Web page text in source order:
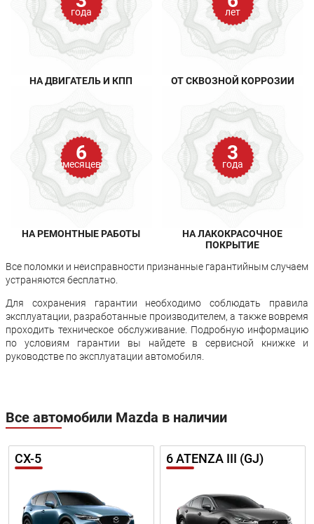
года
НА ДВИГАТЕЛЬ И КПП
лет
ОТ СКВОЗНОЙ КОРРОЗИИ
6
месяцев
НА РЕМОНТНЫЕ РАБОТЫ
3
года
НА ЛАКОКРАСОЧНОЕ
ПОКРЫТИЕ
Все поломки и неисправности признанные гарантийным случаем
устраняются бесплатно.
Для сохранения гарантии необходимо соблюдать правила
эксплуатации, разработанные производителем, а также вовремя
проходить техническое обслуживание. Подробную информацию
по условиям гарантии вы найдете в сервисной книжке и
руководстве по эксплуатации автомобиля.
Все автомобили Mazda в наличии
CX-5 6 ATENZA III (GJ)